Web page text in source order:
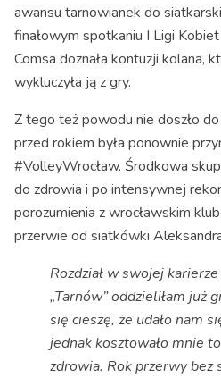
awansu tarnowianek do
finałowym spotkaniu I Ligi
Comsa doznała kontuzji kolana,
wykluczyła ją z gry.
Z tego też powodu nie doszło
przed rokiem była ponownie
#VolleyWrocław. Środkowa
do zdrowia i po intensywnej
porozumienia z wrocławskim
przerwie od siatkówki
Rozdział w swojej
„Tarnów” oddzieliłam już
się cieszę, że udało nam
jednak kosztowało mnie
zdrowia. Rok przerwy bez